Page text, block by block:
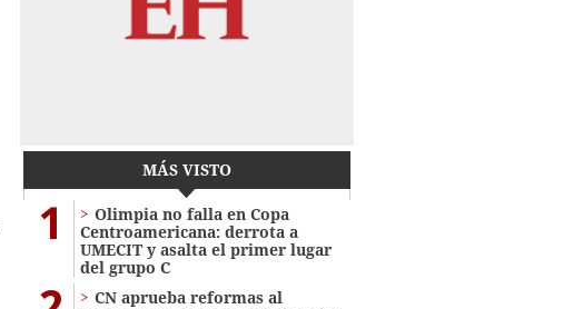
MÁS VISTO
1
Olimpia no falla en Copa
Centroamericana: derrota a
UMECIT y asalta el primer lugar
del grupo C
CN aprueba reformas al